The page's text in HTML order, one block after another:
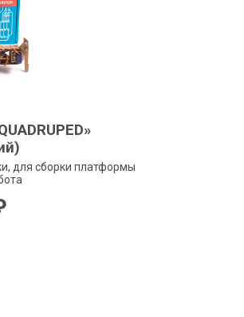
для сборки платформы